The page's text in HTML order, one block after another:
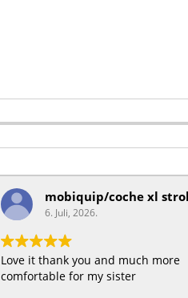
6. Juli, 2026.
Love it thank you and much more
comfortable for my sister